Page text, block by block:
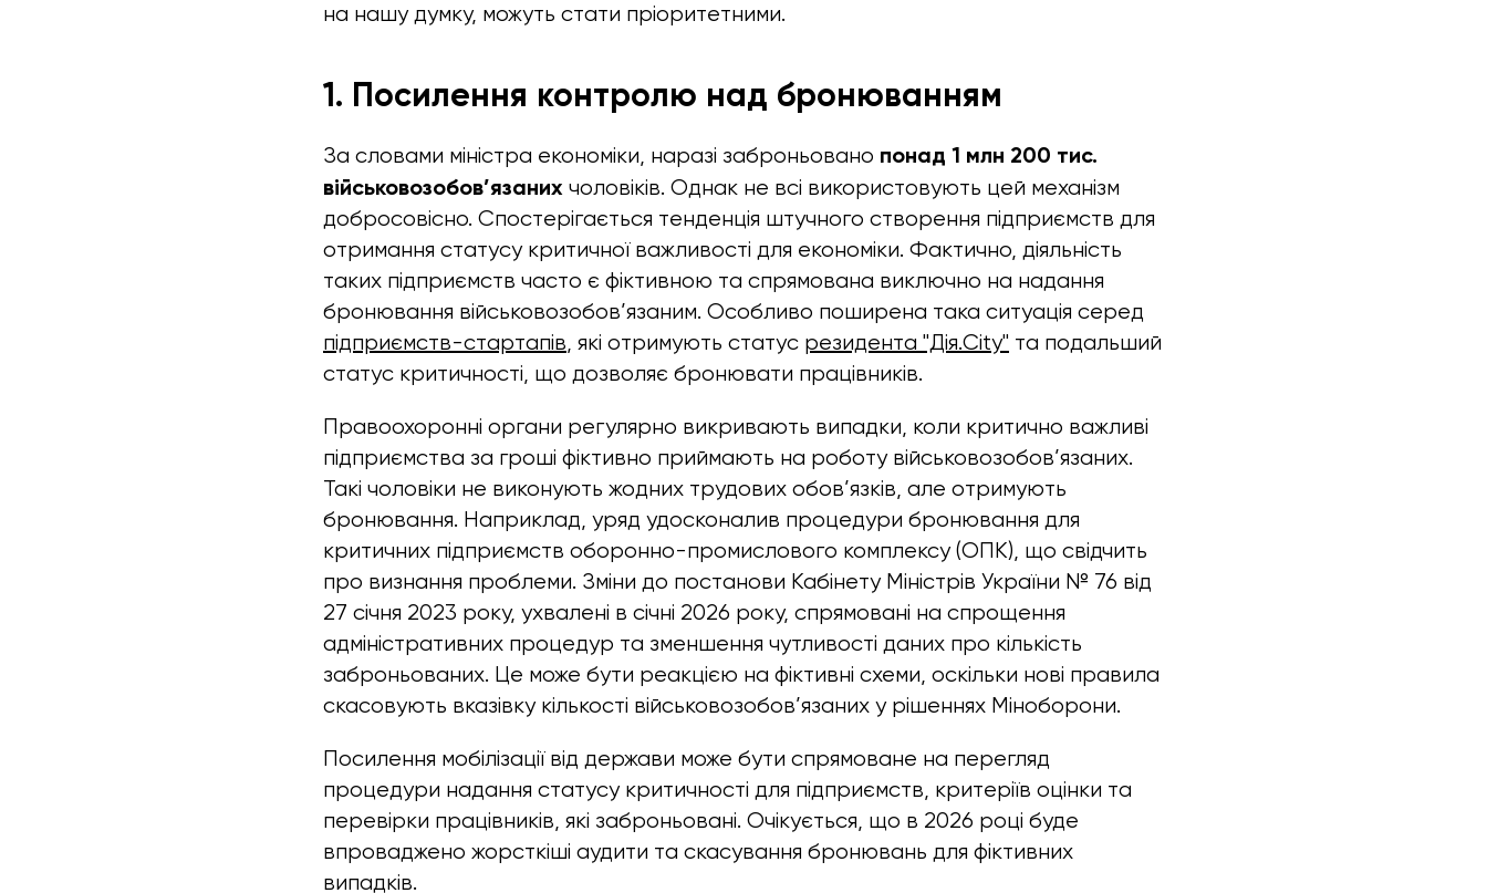
на нашу думку, можуть стати пріоритетними.
1. Посилення контролю над бронюванням
За словами міністра економіки, наразі заброньовано понад 1 млн 200 тис.
військовозобов’язаних чоловіків. Однак не всі використовують цей механізм
добросовісно. Спостерігається тенденція штучного створення підприємств для
отримання статусу критичної важливості для економіки. Фактично, діяльність
таких підприємств часто є фіктивною та спрямована виключно на надання
бронювання військовозобов’язаним. Особливо поширена така ситуація серед
підприємств-стартапів, які отримують статус резидента "Дія.City" та подальший
статус критичності, що дозволяє бронювати працівників.
Правоохоронні органи регулярно викривають випадки, коли критично важливі
підприємства за гроші фіктивно приймають на роботу військовозобов’язаних.
Такі чоловіки не виконують жодних трудових обов’язків, але отримують
бронювання. Наприклад, уряд удосконалив процедури бронювання для
критичних підприємств оборонно-промислового комплексу (ОПК), що свідчить
про визнання проблеми. Зміни до постанови Кабінету Міністрів України № 76 від
27 січня 2023 року, ухвалені в січні 2026 року, спрямовані на спрощення
адміністративних процедур та зменшення чутливості даних про кількість
заброньованих. Це може бути реакцією на фіктивні схеми, оскільки нові правила
скасовують вказівку кількості військовозобов’язаних у рішеннях Міноборони.
Посилення мобілізації від держави може бути спрямоване на перегляд
процедури надання статусу критичності для підприємств, критеріїв оцінки та
перевірки працівників, які заброньовані. Очікується, що в 2026 році буде
впроваджено жорсткіші аудити та скасування бронювань для фіктивних
випадків.